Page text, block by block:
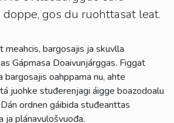
gos du ruohttasat leat.
meahcis, bargosajis ja skuvlla
Gápmasa Doaivunjárggas. Figgat
bargosajis oahppama nu, ahte
juohke stuđerenjagi áigge boazodoalu
ordnen gáibida stuđeanttas
ja plánavulošvuođa.